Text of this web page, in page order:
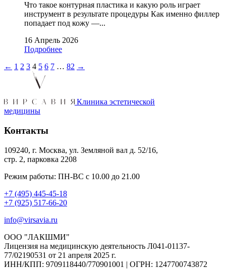
Что такое контурная пластика и какую роль играет
инструмент в результате процедуры Как именно филлер
попадает под кожу —...
16 Апрель 2026
Подробнее
← 1 2 3 4 5 6 7 … 82 →
Клиника эстетической
медицины
Контакты
109240, г. Москва, ул. Земляной вал д. 52/16,
стр. 2, парковка 2208
Режим работы: ПН-ВС с 10.00 до 21.00
+7 (495) 445-45-18
+7 (925) 517-66-20
info@virsavia.ru
ООО "ЛАКШМИ"
Лицензия на медицинскую деятельность Л041-01137-
77/02190531 от 21 апреля 2025 г.
ИНН/КПП: 9709118440/770901001 | ОГРН: 1247700743872